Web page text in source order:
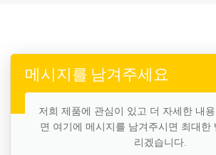
메시지를 남겨주세요
저희 제품에 관심이 있고 더 자세한 내
면 여기에 메시지를 남겨주시면 최대한
리겠습니다.